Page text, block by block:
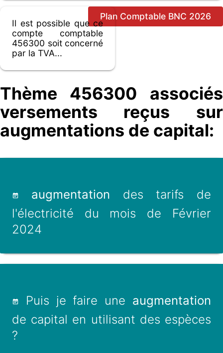
Plan Comptable BNC 2026
Il est possible que ce
compte comptable
456300 soit concerné
par la TVA...
Thème 456300 associés
versements reçus sur
augmentations de capital:
augmentation des tarifs de
l'électricité du mois de Février
2024
Puis je faire une augmentation
de capital en utilisant des espèces
?